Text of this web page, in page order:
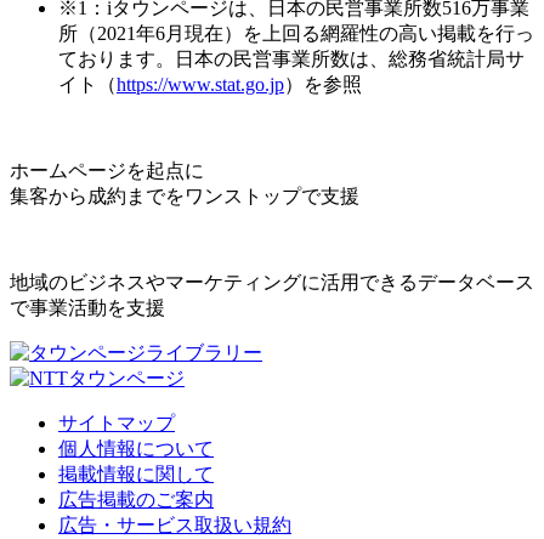
※1：iタウンページは、日本の民営事業所数516万事業
所（2021年6月現在）を上回る網羅性の高い掲載を行っ
ております。日本の民営事業所数は、総務省統計局サ
イト（https://www.stat.go.jp）を参照
ホームページを起点に
集客から成約までをワンストップで支援
地域のビジネスやマーケティングに活用できるデータベース
で事業活動を支援
サイトマップ
個人情報について
掲載情報に関して
広告掲載のご案内
広告・サービス取扱い規約